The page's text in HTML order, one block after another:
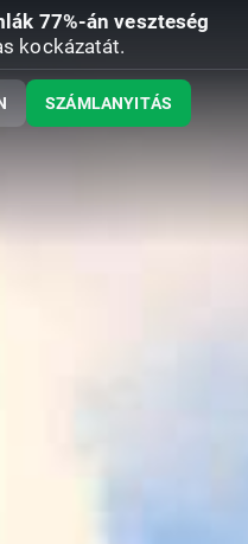
77%-án veszteség
kockázatát.
SZÁMLANYITÁS